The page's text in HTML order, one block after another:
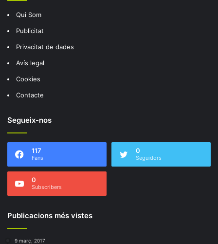
Qui Som
Publicitat
Privacitat de dades
Avís legal
Cookies
Contacte
Segueix-nos
117
Fans
0
Seguidors
0
Subscribers
Publicacions més vistes
9 març, 2017